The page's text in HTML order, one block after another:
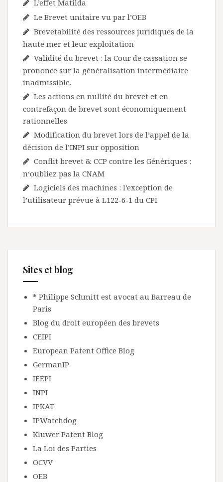
L’effet Matilda
Le Brevet unitaire vu par l’OEB
Brevetabilité des ressources juridiques de la
haute mer et leur exploitation
Validité du brevet : la Cour de cassation se
prononce sur la généralisation intermédiaire
inadmissible.
Les actions en nullité du brevet et en
contrefaçon de brevet sont économiquement
rationnelles
Modification du brevet lors de l’appel de la
décision de l’INPI sur opposition
Conflit brevet & CCP contre les Génériques :
n‘oubliez pas la CNAM
Logiciels des machines : l’exception de
l’utilisateur prévue à L122-6-1 du CPI
Sites et blog
* Philippe Schmitt est avocat au Barreau de
Paris
Blog du droit européen des brevets
CEIPI
European Patent Office Blog
GermanIP
IEEPI
INPI
IPKAT
IPWatchdog
Kluwer Patent Blog
La Loi des Parties
OCVV
OEB